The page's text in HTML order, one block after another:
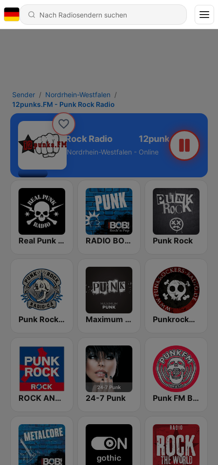
Sender
Nordrhein-Westfalen
12punks.FM - Punk Rock Radio
- Punk Rock Radio
Nordrhein-Westfalen - Online
Real Punk Radio RADIO BOB! Punk Punk Rock
Punk Rock Radio Maximum Punk Punkrockers Radio
ROCK ANTENNE Punkrock 24-7 Punk Punk FM Brasil